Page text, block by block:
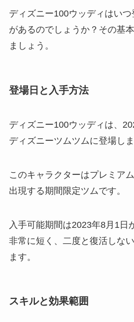
ディズニー100ウッディはい
があるのでしょうか？その基
ましょう。
登場日と入手方法
ディズニー100ウッディは、
ディズニーツムツムに登場しま
このキャラクターはプレミア
出現する期間限定ツムです。
入手可能期間は2023年8月1日
非常に短く、二度と復活しな
ます。
スキルと効果範囲